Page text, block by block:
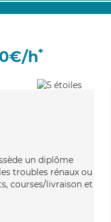
h*
un diplôme
troubles rénaux ou
courses/livraison et